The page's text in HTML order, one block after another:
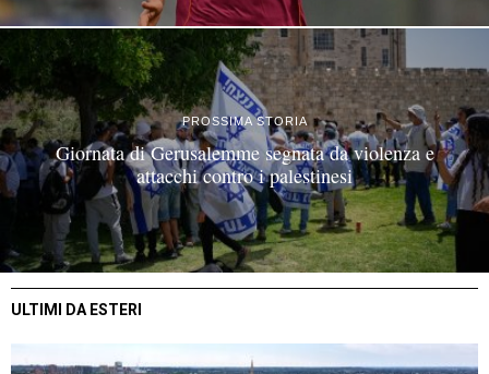
PROSSIMA STORIA
Giornata di Gerusalemme segnata da violenza e
attacchi contro i palestinesi
ULTIMI DA ESTERI